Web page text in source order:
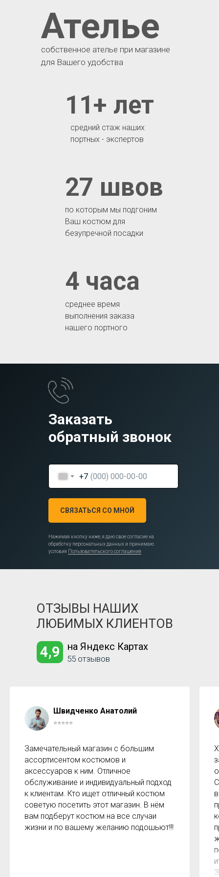
среднее время
выполнения заказа
нашего портного
4 часа
по которым мы подгоним
Ваш костюм для
безупречной посадки
27 швов
средний стаж наших
портных - экспертов
11+ лет
Ателье
собственное ателье при магазине
для Вашего удобства
Заказать
обратный звонок
+7
СВЯЗАТЬСЯ СО МНОЙ
Нажимая кнопку ниже, я даю свое согласие на
обработку персональных данных и принимаю
условия Пользовательского соглашения
55 отзывов
на Яндекс Картах
4,9
ОТЗЫВЫ НАШИХ
ЛЮБИМЫХ КЛИЕНТОВ
Швидченко Анатолий
⭐⭐⭐⭐⭐
Замечательный магазин с большим
ассортисентом костюмов и
аксессуаров к ним. Отличное
обслуживание и индивидуальный подход
к клиентам. Кто ищет отличный костюм
советую посетить этот магазин. В нём
вам подберут костюм на все случаи
жизни и по вашему желанию подошьют!!!